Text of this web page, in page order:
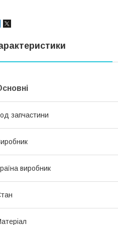
запчастини
виробник